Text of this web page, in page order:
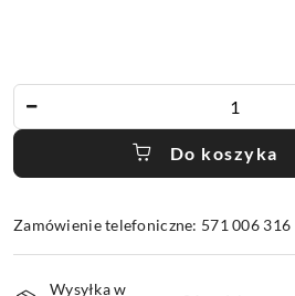
Do koszyka
Zamówienie telefoniczne: 571 006 316
Wysyłka w